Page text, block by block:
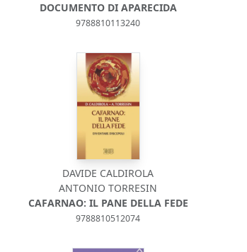
DOCUMENTO DI APARECIDA
9788810113240
DAVIDE CALDIROLA
ANTONIO TORRESIN
CAFARNAO: IL PANE DELLA FEDE
9788810512074